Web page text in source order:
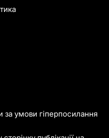
за умови гіперпосилання